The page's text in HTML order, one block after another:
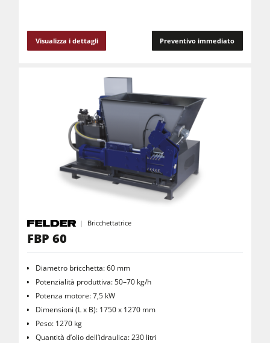
Aspiratori ad aria normale
Attrezzatura per falegnameria
F4Solutions Software
Automazione & gestione del materiale
Gestione del progetto
Visualizza i dettagli Preventivo immediato
Bricchettatrice
FBP 60
Diametro bricchetta: 60 mm
Potenzialità produttiva: 50–70 kg/h
Potenza motore: 7,5 kW
Dimensioni (L x B): 1750 x 1270 mm
Peso: 1270 kg
Quantità d’olio dell’idraulica: 230 litri